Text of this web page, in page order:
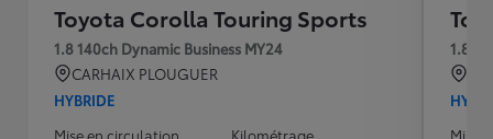
Toyota Corolla Touring Sports
1.8 140ch Dynamic Business MY24
CARHAIX PLOUGUER
HYBRIDE
Mise en circulation
Kilométrage
1.8
Mise